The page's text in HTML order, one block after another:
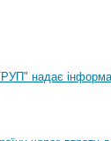
надає